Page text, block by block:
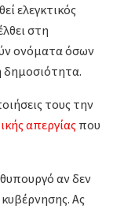
ελεγκτικός
στη
ονόματα όσων
δημοσιότητα.
τους την
απεργίας που
αν δεν
Ας